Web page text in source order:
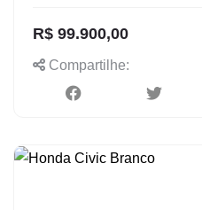
R$ 99.900,00
Compartilhe: